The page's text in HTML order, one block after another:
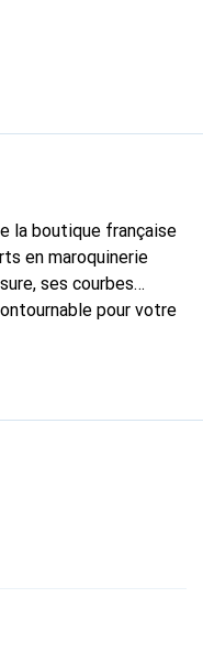
la boutique française
en maroquinerie
ses courbes
pour votre